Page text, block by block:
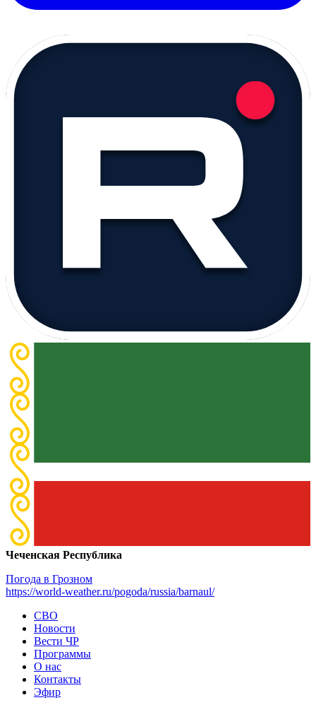
Чеченская Республика
Погода в Грозном
https://world-weather.ru/pogoda/russia/barnaul/
СВО
Новости
Вести ЧР
Программы
О нас
Контакты
Эфир